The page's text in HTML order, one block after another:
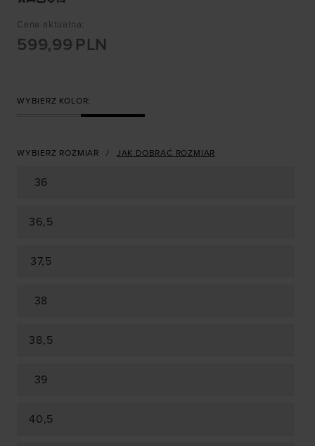
Cena aktualna:
599,99 PLN
WYBIERZ KOLOR:
WYBIERZ ROZMIAR JAK DOBRAĆ ROZMIAR
36
36,5
37,5
38
38,5
39
40,5